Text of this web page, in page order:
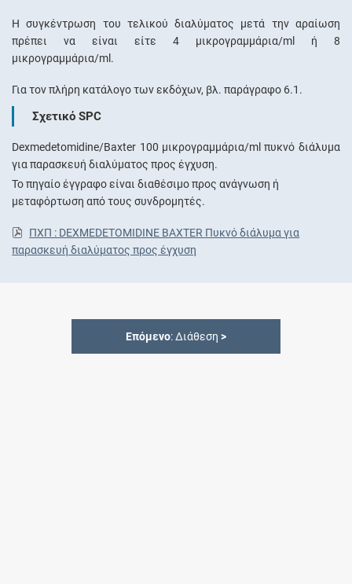
Η συγκέντρωση του τελικού διαλύματος μετά την αραίωση
πρέπει να είναι είτε 4 μικρογραμμάρια/ml ή 8
μικρογραμμάρια/ml.
Για τον πλήρη κατάλογο των εκδόχων, βλ. παράγραφο 6.1.
Σχετικό SPC
Dexmedetomidine/Baxter 100 μικρογραμμάρια/ml πυκνό διάλυμα
για παρασκευή διαλύματος προς έγχυση.
Το πηγαίο έγγραφο είναι διαθέσιμο προς ανάγνωση ή
μεταφόρτωση από τους συνδρομητές.
ΠΧΠ : DEXMEDETOMIDINE BAXTER Πυκνό διάλυμα για
παρασκευή διαλύματος προς έγχυση
Επόμενο: Διάθεση >